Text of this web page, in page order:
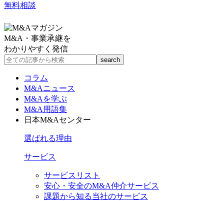
無料相談
M&A・事業承継を
わかりやすく発信
コラム
M&Aニュース
M&Aを学ぶ
M&A用語集
日本M&Aセンター
選ばれる理由
サービス
サービスリスト
安心・安全のM&A仲介サービス
課題から知る当社のサービス